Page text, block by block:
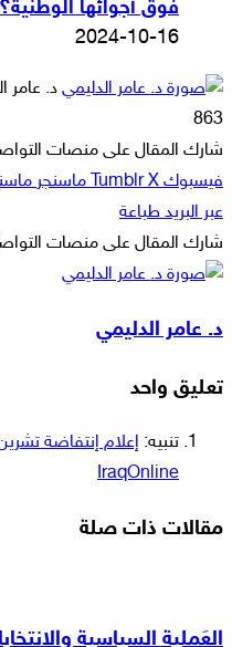
فوق أجوائها الوطنية؟
2024-10-16
د. عامر
863
شارك المقال على منصات
فيسبوك ‫X ماسنجر
عبر البريد طباعة
شارك المقال على منصات
فيسبوك
‫X
ماسنجر
ماسنجر
واتساب
تيلقرام
ڤايبر
لاين
مشاركة
البريد
طباعة
د. عامر الدليمي
تعليق واحد
تنبيه: إعلام إنتفاضة
IraqOnline
مقالات ذات صلة
العَملية السياسية